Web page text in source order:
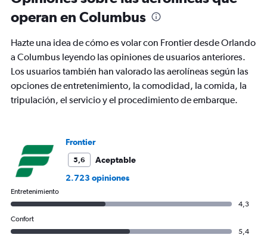
The
has
2
axes
displaying
Avg.
of
flights.
operan en Columbus
Hazte una idea de cómo es volar con Frontier desde Orlando
a Columbus leyendo las opiniones de usuarios anteriores.
Los usuarios también han valorado las aerolíneas según las
opciones de entretenimiento, la comodidad, la comida, la
tripulación, el servicio y el procedimiento de embarque.
Frontier
5,6
Aceptable
2.723 opiniones
Entretenimiento
4,3
Confort
5,4